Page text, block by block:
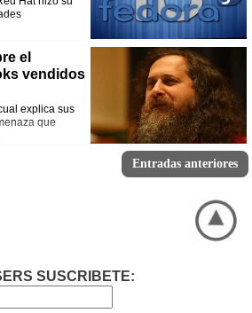
el
vendidos
explica sus
que
Entradas anteriores
SUSCRIBETE: